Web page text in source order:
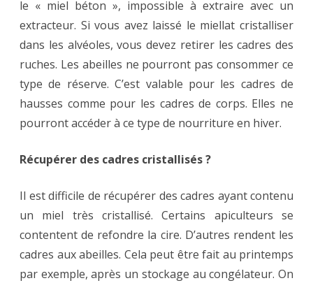
le « miel béton », impossible à extraire avec un
extracteur. Si vous avez laissé le miellat cristalliser
dans les alvéoles, vous devez retirer les cadres des
ruches. Les abeilles ne pourront pas consommer ce
type de réserve. C’est valable pour les cadres de
hausses comme pour les cadres de corps. Elles ne
pourront accéder à ce type de nourriture en hiver.
Récupérer des cadres cristallisés ?
Il est difficile de récupérer des cadres ayant contenu
un miel très cristallisé. Certains apiculteurs se
contentent de refondre la cire. D’autres rendent les
cadres aux abeilles. Cela peut être fait au printemps
par exemple, après un stockage au congélateur. On